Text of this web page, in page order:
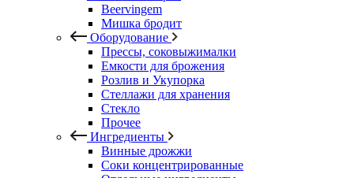
Beervingem
Мишка бродит
Оборудование
Прессы, соковыжималки
Емкости для брожения
Розлив и Укупорка
Стеллажи для хранения
Стекло
Прочее
Ингредиенты
Винные дрожжи
Соки концентрированные